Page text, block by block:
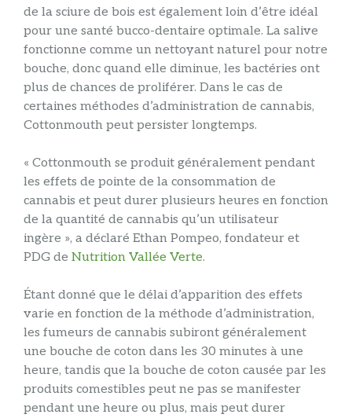
de la sciure de bois est également loin d’être idéal
pour une santé bucco-dentaire optimale. La salive
fonctionne comme un nettoyant naturel pour notre
bouche, donc quand elle diminue, les bactéries ont
plus de chances de proliférer. Dans le cas de
certaines méthodes d’administration de cannabis,
Cottonmouth peut persister longtemps.
« Cottonmouth se produit généralement pendant
les effets de pointe de la consommation de
cannabis et peut durer plusieurs heures en fonction
de la quantité de cannabis qu’un utilisateur
ingère », a déclaré Ethan Pompeo, fondateur et
PDG de Nutrition Vallée Verte.
Étant donné que le délai d’apparition des effets
varie en fonction de la méthode d’administration,
les fumeurs de cannabis subiront généralement
une bouche de coton dans les 30 minutes à une
heure, tandis que la bouche de coton causée par les
produits comestibles peut ne pas se manifester
pendant une heure ou plus, mais peut durer